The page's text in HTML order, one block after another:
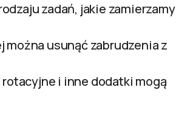
zadań, jakie zamierzamy
można usunąć zabrudzenia z
i inne dodatki mogą